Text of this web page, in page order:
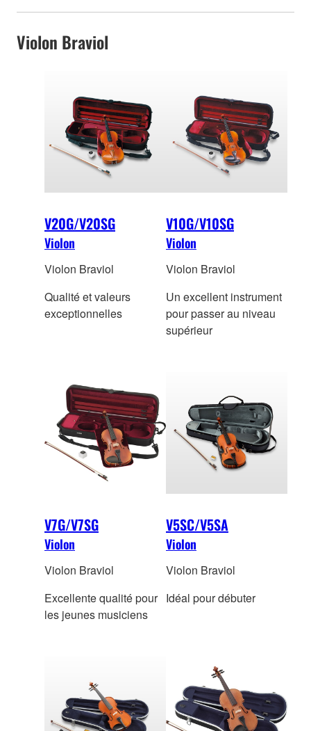
Violon Braviol
V20G/V20SG
Violon
Violon Braviol
Qualité et valeurs
exceptionnelles
V10G/V10SG
Violon
Violon Braviol
Un excellent instrument
pour passer au niveau
supérieur
V7G/V7SG
Violon
Violon Braviol
Excellente qualité pour
les jeunes musiciens
V5SC/V5SA
Violon
Violon Braviol
Idéal pour débuter